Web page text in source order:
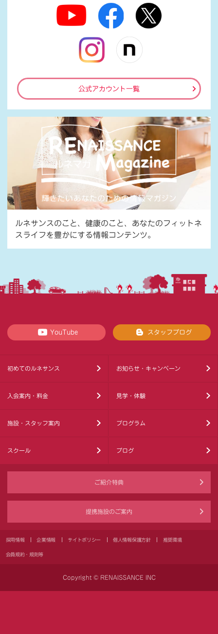
公式アカウント一覧
ルネサンスのこと、健康のこと、あなたのフィットネ
スライフを豊かにする情報コンテンツ。
YouTube スタッフブログ
初めてのルネサンス お知らせ・キャンペーン
入会案内・料金 見学・体験
施設・スタッフ案内 プログラム
スクール ブログ
ご紹介特典
提携施設のご案内
採用情報 企業情報 サイトポリシー 個人情報保護方針 推奨環境
会員規約・規則等
Copyright © RENAISSANCE INC